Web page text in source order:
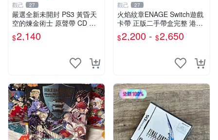
觀己 27
嚴選全新未開封 PS3 黃昏天
空的煉金術士 原聲帶 CD 鈴
木光司 錦織アトリエ 黃昏天
空 煉金術士 原聲帶
$2,140
觀己 27
火焰紋章ENAGE Switch遊戲
卡帶 正版二手帶盒完整 港日
歐隨機 一代支援多人對戰 fla
meswch 火焰紋章 游戲卡帶
$2,200 - $2,650